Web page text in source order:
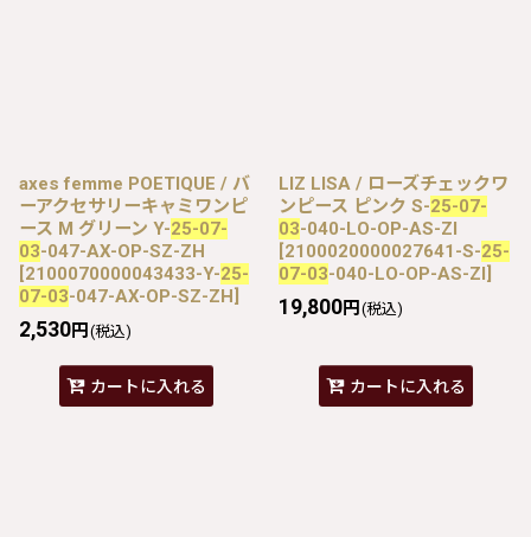
axes femme POETIQUE / バ
ーアクセサリーキャミワンピ
ース M グリーン Y-25-07-
03-047-AX-OP-SZ-ZH
[2100070000043433-Y-25-
07-03-047-AX-OP-SZ-ZH]
2,530円 (税込)
カートに入れる
LIZ LISA / ローズチェックワ
ンピース ピンク S-25-07-
03-040-LO-OP-AS-ZI
[2100020000027641-S-25-
07-03-040-LO-OP-AS-ZI]
19,800円 (税込)
カートに入れる